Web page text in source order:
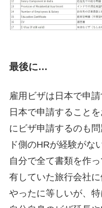
最後に…
雇用ビザは日本で申
日本で申請すること
にビザ申請するのも
ド側のHRが経験がな
自分で全て書類を作
有していた旅行会社
やったに等しいが、特